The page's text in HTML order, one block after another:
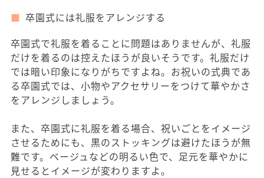
卒園式には礼服をアレンジする
卒園式で礼服を着ることに問題はありませんが、礼服
だけを着るのは控えたほうが良いそうです。礼服だけ
では暗い印象になりがちですよね。お祝いの式典であ
る卒園式では、小物やアクセサリーをつけて華やかさ
をアレンジしましょう。
また、卒園式に礼服を着る場合、祝いごとをイメージ
させるためにも、黒のストッキングは避けたほうが無
難です。ベージュなどの明るい色で、足元を華やかに
見せるとイメージが変わりますよ。